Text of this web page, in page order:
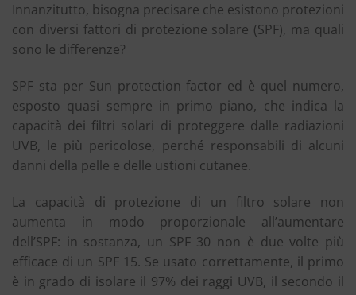
Innanzitutto, bisogna precisare che esistono protezioni
con diversi fattori di protezione solare (SPF), ma quali
sono le differenze?
SPF sta per Sun protection factor ed è quel numero,
esposto quasi sempre in primo piano, che indica la
capacità dei filtri solari di proteggere dalle radiazioni
UVB, le più pericolose, perché responsabili di alcuni
danni della pelle e delle ustioni cutanee.
La capacità di protezione di un filtro solare non
aumenta in modo proporzionale all’aumentare
dell’SPF: in sostanza, un SPF 30 non è due volte più
efficace di un SPF 15. Se usato correttamente, il primo
è in grado di isolare il 97% dei raggi UVB, il secondo il